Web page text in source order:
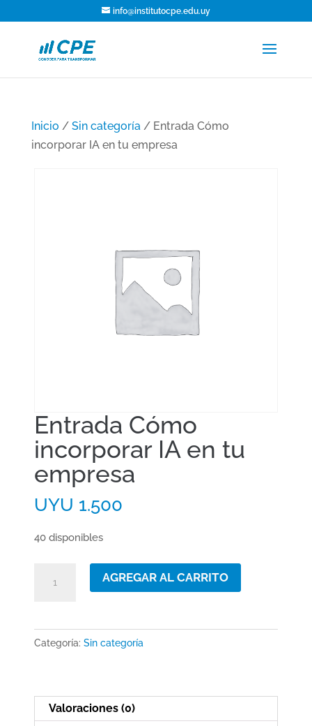
info@institutocpe.edu.uy
Inicio / Sin categoría/ Entrada Cómo
incorporar IA en tu empresa
Entrada Cómo
incorporar IA en tu
empresa
UYU 1.500
40 disponibles
IA
en
cantidad
AGREGAR AL CARRITO
Categoría: Sin categoría
Valoraciones (0)